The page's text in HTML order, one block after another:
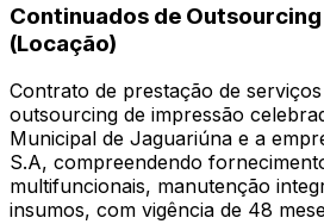
Continuados de
(Locação)
Contrato de prestação de
outsourcing de impressão
Municipal de Jaguariúna e a
S.A, compreendendo
multifuncionais, manutenção
insumos, com vigência de 48